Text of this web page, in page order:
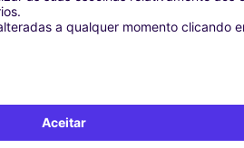
A partir de